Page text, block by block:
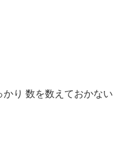
かり 数を数えておかない